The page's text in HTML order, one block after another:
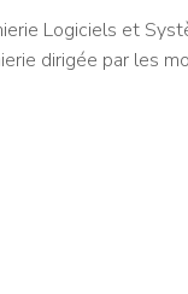
Logiciels et
dirigée par les